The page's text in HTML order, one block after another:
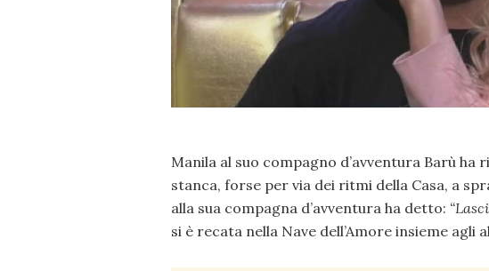
Manila al suo compagno d’avventura Barù
stanca, forse per via dei ritmi della Casa, a
alla sua compagna d’avventura ha detto:
si è recata nella Nave dell’Amore insieme agli